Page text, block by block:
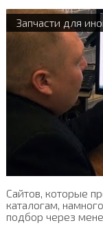
Запчасти для
Сайтов, которые
каталогам,
подбор через